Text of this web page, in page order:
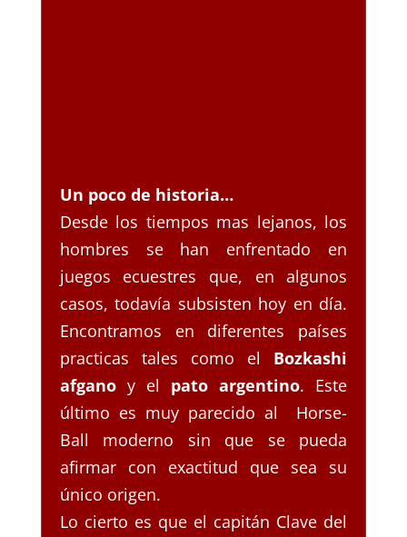
Un poco de historia…
Desde los tiempos mas lejanos, los
hombres se han enfrentado en
juegos ecuestres que, en algunos
casos, todavía subsisten hoy en día.
Encontramos en diferentes países
practicas tales como el Bozkashi
afganoy el pato argentino. Este
último es muy parecido al Horse-
Ball moderno sin que se pueda
afirmar con exactitud que sea su
único origen.
Lo cierto es que el capitán Clave del